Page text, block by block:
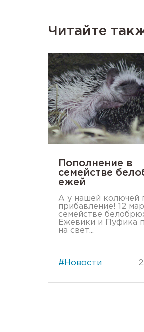
Читайте
Пополнение в
семействе
ежей
А у нашей колючей
прибавление! 12
семействе
Ежевики и Пуфика
на свет...
#Новости